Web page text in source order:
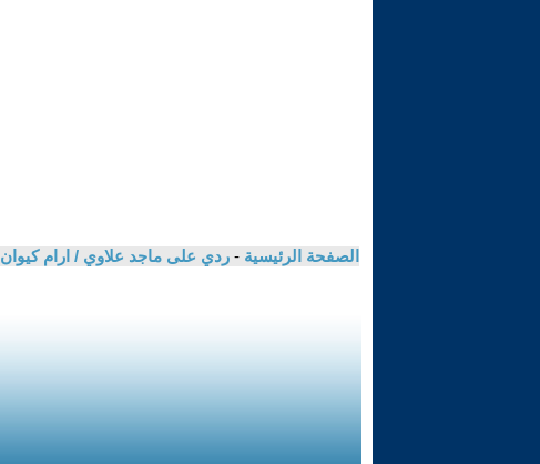
الصفحة الرئيسية - ردي على ماجد علاوي / ارام كيوان